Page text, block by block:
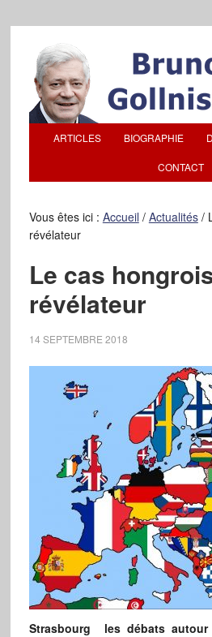
ARTICLES BIOGRAPHIE
CONTACT
Vous êtes ici : Accueil / Actualités /
révélateur
Le cas
révélateur
14 SEPTEMBRE 2018
Strasbourg les débats